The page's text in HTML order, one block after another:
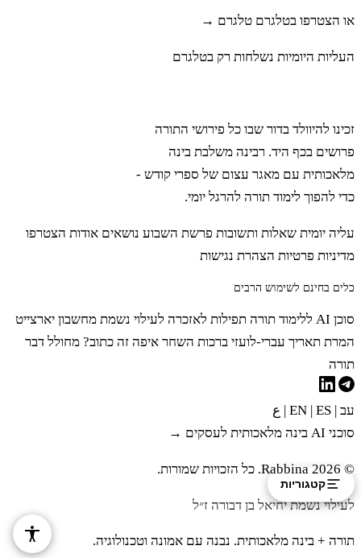
קטגוריות
אַרְבַּע טְמֵאִים הֵם לָכֶם כָּל הַנֹּגֵעַ בְּנִבְלָתָם
יִטְמָא עַד הָעָרֶב׃
וְהַנֹּשֵׂא אֶת נִבְלָתָם יְכַבֵּס בְּגָדָיו וְטָמֵא עַד
הָעָרֶב טְמֵאִים הֵמָּה לָכֶם׃
וְזֶה לָכֶם הַטָּמֵא בַּשֶּׁרֶץ הַשֹּׁרֵץ עַל הָאָרֶץ
הַחֹלֶד וְהָעַכְבָּר וְהַצָּב לְמִינֵהוּ׃
ל וְהָאֲנָקָה וְהַכֹּחַ וְהַלְּטָאָה וְהַחֹמֶט וְהַתִּנְשָׁמֶת׃
לא
בָּהֶם בְּמֹתָם יִטְמָא עַד הָעָרֶב׃
לב וְכֹל אֲשֶׁר יִפֹּל עָלָיו מֵהֶם בְּמֹתָם יִטְמָא מִכָּל
כְּלִי עֵץ אוֹ בֶגֶד אוֹ עוֹר אוֹ שָׂק כָּל כְּלִי אֲשֶׁר
או הצטרפו בטלגרם טלגרם →
העליות היומיות נשלחות רק בטלגרם
זכינו להיוולד בדור שבו כל פירושי התורה
פרושים בכף היד. רבינה משלבת בינה
מלאכותית עם מאגר עצום של ספרי קודש -
כדי להפוך לימוד תורה להרגל יומי.
עליה יומית שאלות ותשובות פרשת השבוע נושאים אודות הצטרפו
מדיניות פרטיות הצהרת נגישות
כלים בחינם לשימוש הרבים
סוכן AI ללימוד תורה תפילות לאזכרה לעילוי נשמת מחשבון יארצייט
המרת תאריך עברי-לועזי ברכות השחר איפה זה כתוב? מחולל דבר
תורה
עב |
| ES
| ع
סוכני AI בינה מלאכותית לעסקים →
© 2026 Rabbina. כל הזכויות שמורות.
לעילוי נשמת יחיאל בן דבורה ז״ל
תורה + בינה מלאכותית. נבנה עם אמונה וטכנולוגיה.